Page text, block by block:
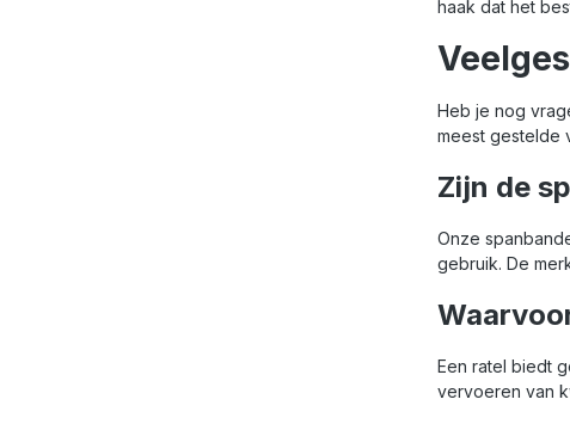
iedereen die
gedoe wil
voor
én intensief
transport! "
haak dat het
Heb je nog
meest gestelde
Zijn de
Onze
gebruik. De
Een ratel biedt
vervoeren van